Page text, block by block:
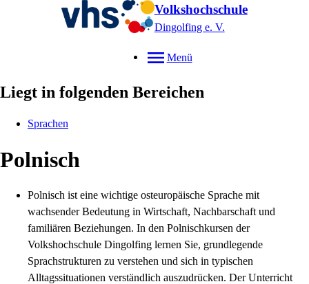
Volkshochschule
Dingolfing e. V.
Menü
Liegt in folgenden Bereichen
Sprachen
Polnisch
Polnisch ist eine wichtige osteuropäische Sprache mit
wachsender Bedeutung in Wirtschaft, Nachbarschaft und
familiären Beziehungen. In den Polnischkursen der
Volkshochschule Dingolfing lernen Sie, grundlegende
Sprachstrukturen zu verstehen und sich in typischen
Alltagssituationen verständlich auszudrücken. Der Unterricht